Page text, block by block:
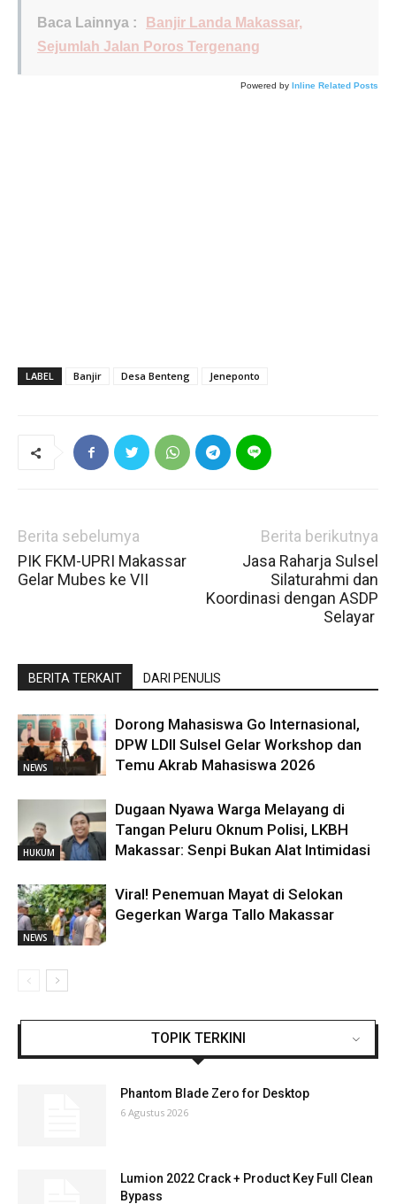
Baca Lainnya :
Banjir Landa Makassar,
Sejumlah Jalan Poros Tergenang
Powered by Inline Related Posts
LABEL Banjir Desa Benteng Jeneponto
Berita sebelumya
PIK FKM-UPRI Makassar
Gelar Mubes ke VII
Berita berikutnya
Jasa Raharja Sulsel
Silaturahmi dan
Koordinasi dengan ASDP
Selayar
BERITA TERKAIT DARI PENULIS
NEWS
Dorong Mahasiswa Go Internasional,
DPW LDII Sulsel Gelar Workshop dan
Temu Akrab Mahasiswa 2026
HUKUM
Dugaan Nyawa Warga Melayang di
Tangan Peluru Oknum Polisi, LKBH
Makassar: Senpi Bukan Alat Intimidasi
NEWS
Viral! Penemuan Mayat di Selokan
Gegerkan Warga Tallo Makassar
TOPIK TERKINI
Phantom Blade Zero for Desktop
6 Agustus 2026
Lumion 2022 Crack + Product Key Full Clean
Bypass